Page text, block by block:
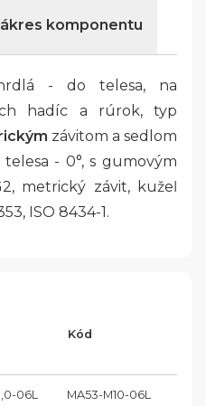
komponentu
- do telesa, na
hadíc a rúrok, typ
závitom a sedlom
- 0°, s gumovým
metrický závit, kužeľ
ISO 8434-1.
Kód
06L MA53-M10-06L